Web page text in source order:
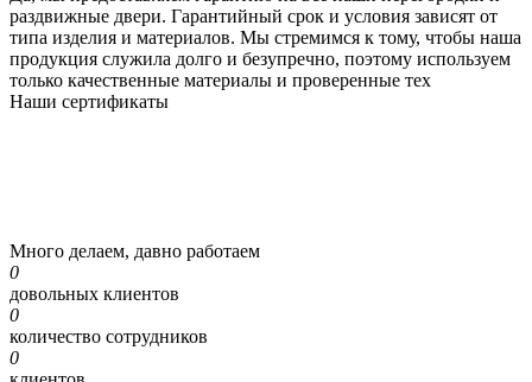
раздвижные двери. Гарантийный срок и условия зависят от
типа изделия и материалов. Мы стремимся к тому, чтобы наша
продукция служила долго и безупречно, поэтому используем
только качественные материалы и проверенные тех
Наши сертификаты
Много делаем, давно работаем
0
довольных клиентов
0
количество сотрудников
0